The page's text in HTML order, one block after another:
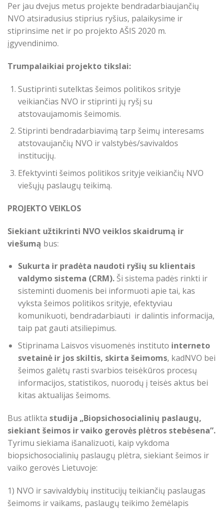
Per jau dvejus metus projekte bendradarbiaujančių
NVO atsiradusius stiprius ryšius, palaikysime ir
stiprinsime net ir po projekto AŠIS 2020 m.
įgyvendinimo.
Trumpalaikiai projekto tikslai:
Sustiprinti sutelktas šeimos politikos srityje
veikiančias NVO ir stiprinti jų ryšį su
atstovaujamomis šeimomis.
Stiprinti bendradarbiavimą tarp šeimų interesams
atstovaujančių NVO ir valstybės/savivaldos
institucijų.
Efektyvinti šeimos politikos srityje veikiančių NVO
viešųjų paslaugų teikimą.
PROJEKTO VEIKLOS
Siekiant užtikrinti NVO veiklos skaidrumą ir
viešumą bus:
Sukurta ir pradėta naudoti ryšių su klientais
valdymo sistema (CRM).Ši sistema padės rinkti ir
sisteminti duomenis bei informuoti apie tai, kas
vyksta šeimos politikos srityje, efektyviau
komunikuoti, bendradarbiauti ir dalintis informacija,
taip pat gauti atsiliepimus.
Stiprinama Laisvos visuomenės instituto interneto
svetainė ir jos skiltis, skirta šeimoms, kadNVO bei
šeimos galėtų rasti svarbios teisėkūros procesų
informacijos, statistikos, nuorodų į teisės aktus bei
kitas aktualijas šeimoms.
Bus atlikta studija „Biopsichosocialinių paslaugų,
siekiant šeimos ir vaiko gerovės plėtros stebėsena”.
Tyrimu siekiama išanalizuoti, kaip vykdoma
biopsichosocialinių paslaugų plėtra, siekiant šeimos ir
vaiko gerovės Lietuvoje:
1) NVO ir savivaldybių institucijų teikiančių paslaugas
šeimoms ir vaikams, paslaugų teikimo žemėlapis